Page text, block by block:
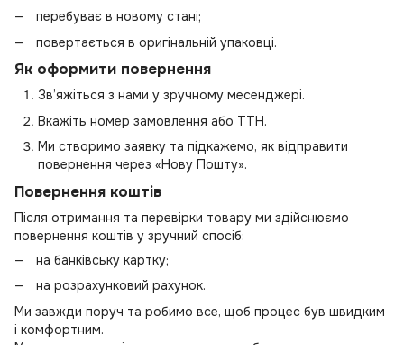
перебуває в новому стані;
повертається в оригінальній упаковці.
Як оформити повернення
Зв’яжіться з нами у зручному месенджері.
Вкажіть номер замовлення або ТТН.
Ми створимо заявку та підкажемо, як відправити
повернення через «Нову Пошту».
Повернення коштів
Після отримання та перевірки товару ми здійснюємо
повернення коштів у зручний спосіб:
на банківську картку;
на розрахунковий рахунок.
Ми завжди поруч та робимо все, щоб процес був швидким
і комфортним.